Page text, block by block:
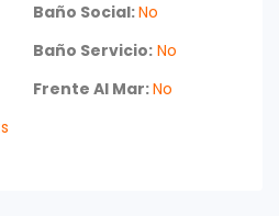
Baño Social:No
Baño Servicio: No
Frente Al Mar:No